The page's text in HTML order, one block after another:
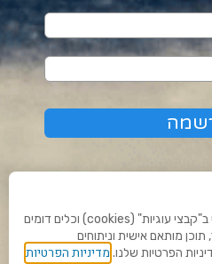
פרטיות
לידיעתכם, באתר זה נעשה שימוש ב"קבצי עוגיות" (cookies) וכלים דומים
מותאם אישית וניתוחים
הפרטיות שלנו. מדיניות הפרטיות